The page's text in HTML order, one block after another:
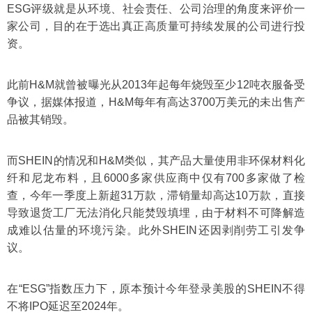
ESG评级就是从环境、社会责任、公司治理的角度来评价一
家公司，目的在于选出真正高质量可持续发展的公司进行投
资。
此前H&M就曾被曝光从2013年起每年烧毁至少12吨衣服备受
争议，据媒体报道，H&M每年有高达3700万美元的未出售产
品被其销毁。
而SHEIN的情况和H&M类似，其产品大量使用非环保材料化
纤和尼龙布料，且6000多家供应商中仅有700多家做了检
查，今年一季度上新超31万款，滞销量却高达10万款，直接
导致退货工厂无法消化只能焚毁填埋，由于材料不可降解造
成难以估量的环境污染。此外SHEIN还因剥削劳工引发争
议。
在“ESG”指数压力下，原本预计今年登录美股的SHEIN不得
不将IPO延迟至2024年。